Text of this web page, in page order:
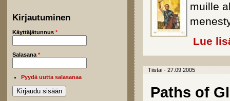
Kirjautuminen
Käyttäjätunnus *
Salasana *
Pyydä uutta salasanaa
muille
Lue
Tiistai - 27.09.2005
Paths of